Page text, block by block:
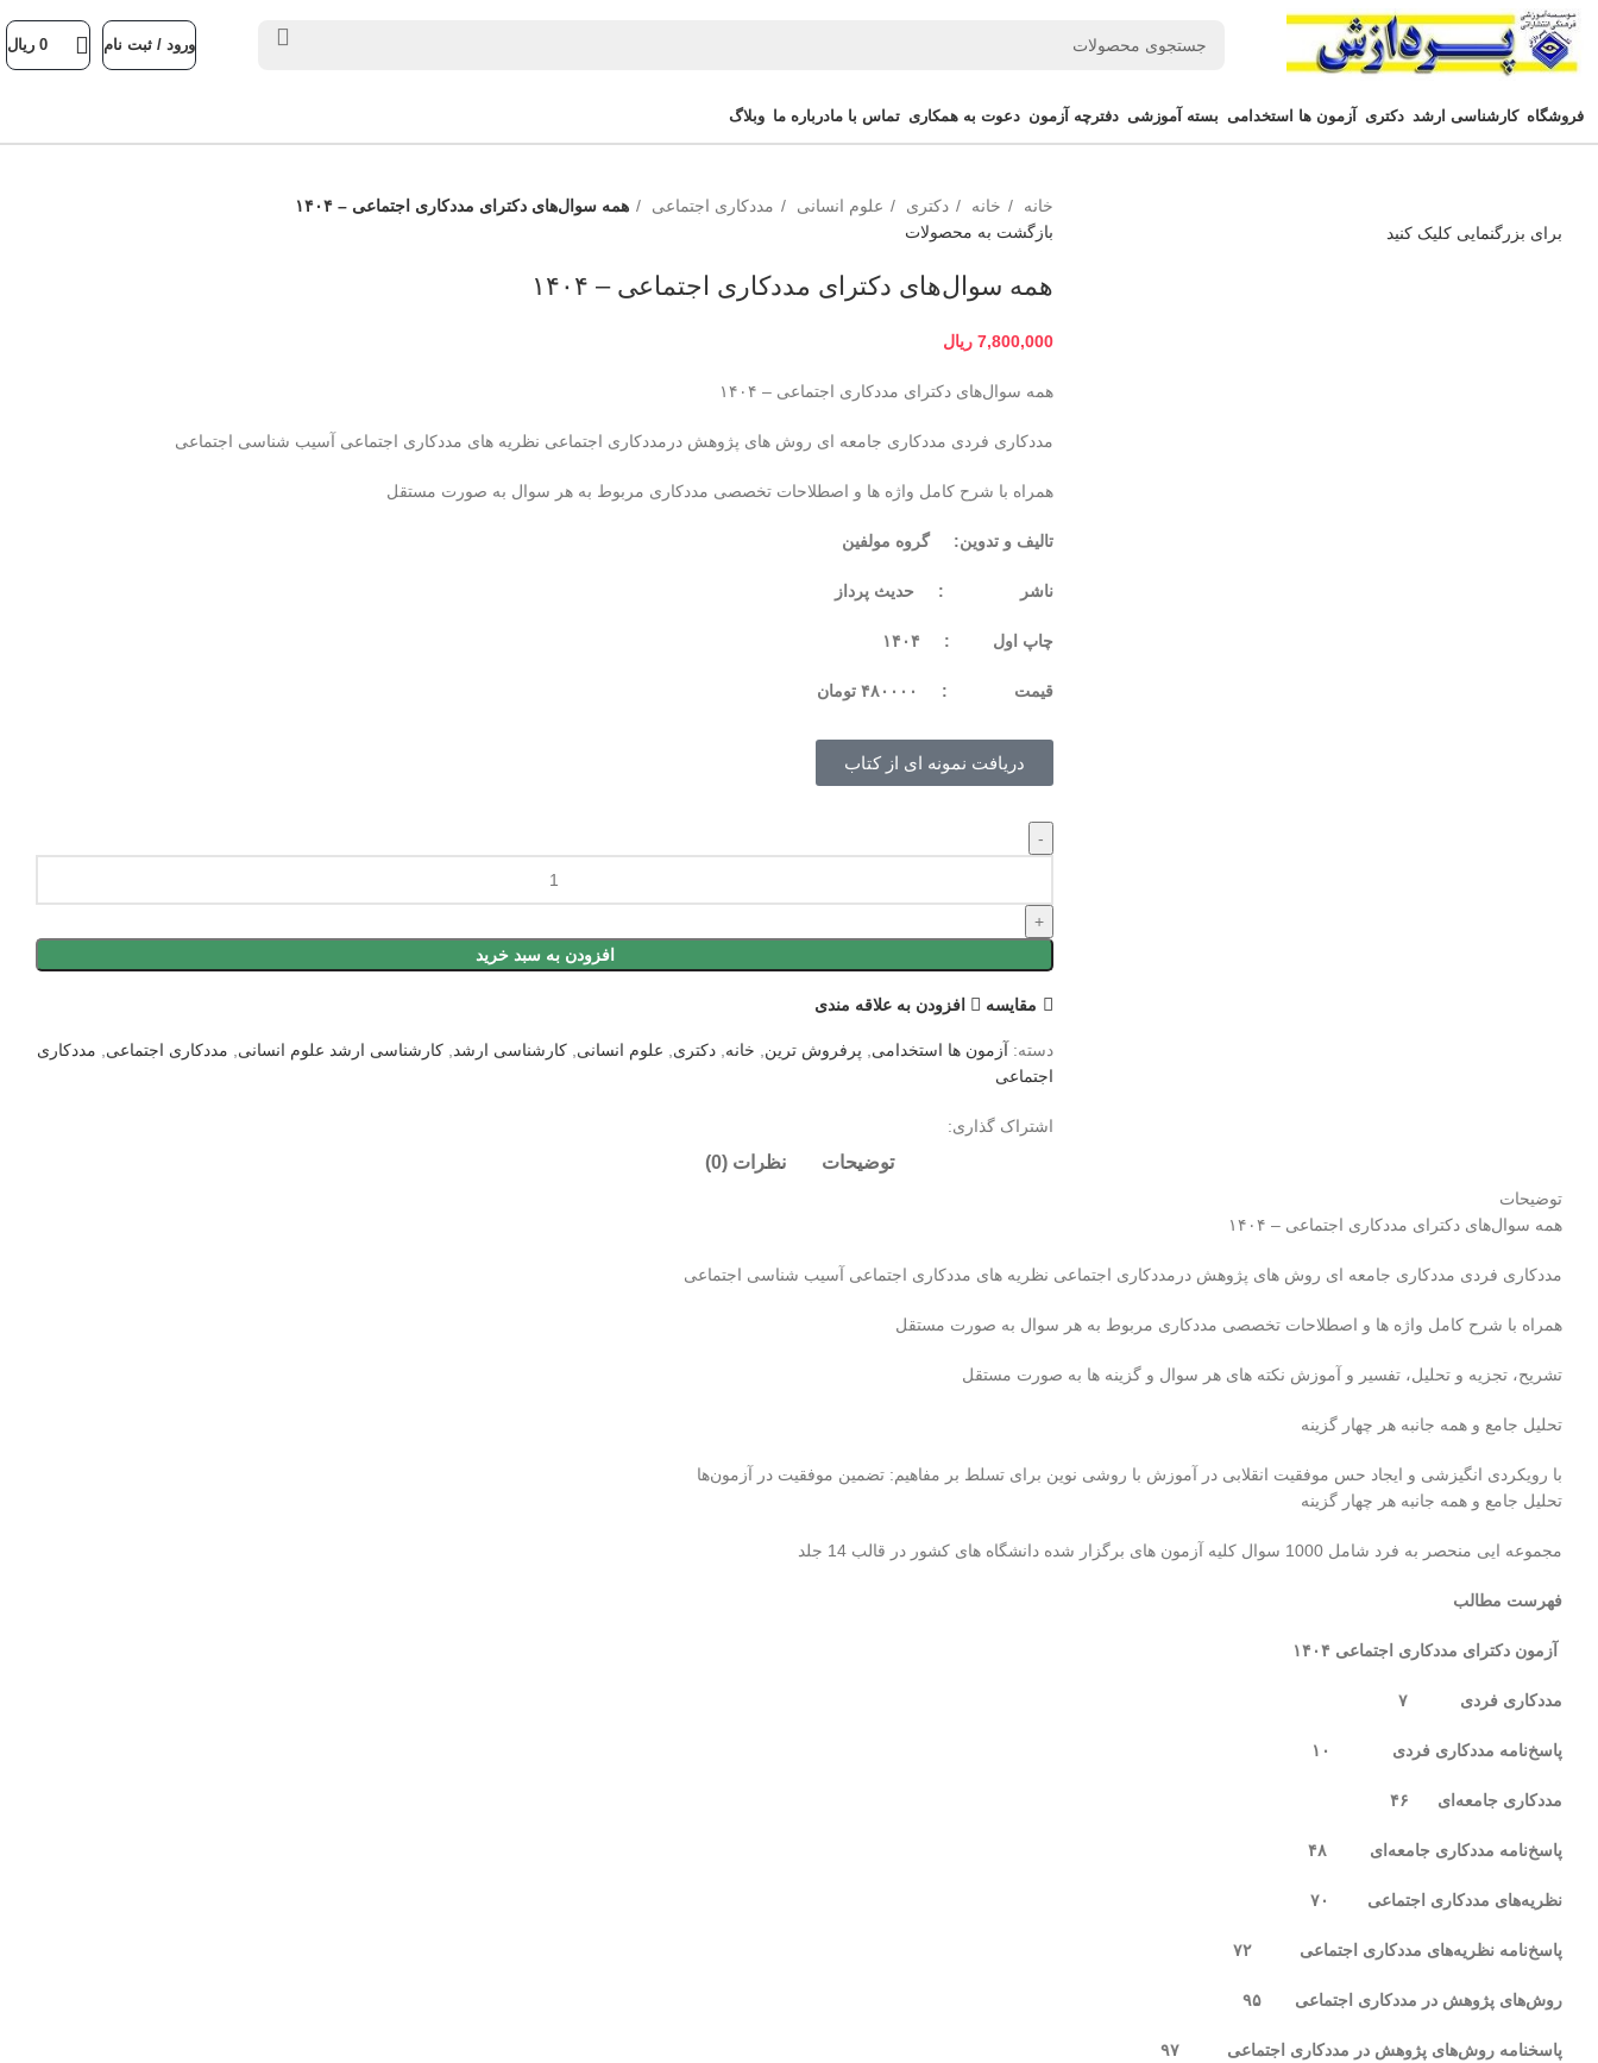
ورود / ثبت نام 0 ریال
فروشگاه کارشناسی ارشد دکتری آزمون ها استخدامی بسته آموزشی دفترچه آزمون دعوت به همکاری تماس با مادرباره ما وبلاگ
برای بزرگنمایی کلیک کنید
خانه خانه دکتری علوم انسانی مددکاری اجتماعی
همه سوال‌های دکترای مددکاری اجتماعی – ۱۴۰۴
بازگشت به محصولات
همه سوال‌های دکترای مددکاری اجتماعی – ۱۴۰۴
7,800,000 ریال
همه سوال‌های دکترای مددکاری اجتماعی – ۱۴۰۴
مددکاری فردی مددکاری جامعه ای روش های پژوهش درمددکاری اجتماعی نظریه های مددکاری اجتماعی آسیب شناسی اجتماعی
همراه با شرح کامل واژه ها و اصطلاحات تخصصی مددکاری مربوط به هر سوال به صورت مستقل
تالیف و تدوین: گروه مولفین
ناشر : حدیث پرداز
چاپ اول : ۱۴۰۴
قيمت : ۴۸۰۰۰۰ تومان
دریافت نمونه ای از کتاب
افزودن به سبد خرید
مقايسه افزودن به علاقه مندی
دسته: آزمون ها استخدامی پرفروش ترین خانه دکتری علوم انسانی کارشناسی ارشد کارشناسی ارشد علوم انسانی مددکاری اجتماعی
مددکاری
اجتماعی
اشتراک گذاری:
توضیحات نظرات (0)
توضیحات
همه سوال‌های دکترای مددکاری اجتماعی – ۱۴۰۴
مددکاری فردی مددکاری جامعه ای روش های پژوهش درمددکاری اجتماعی نظریه های مددکاری اجتماعی آسیب شناسی اجتماعی
همراه با شرح کامل واژه ها و اصطلاحات تخصصی مددکاری مربوط به هر سوال به صورت مستقل
تشریح، تجزیه و تحلیل، تفسیر و آموزش نکته های هر سوال و گزینه ها به صورت مستقل
تحلیل جامع و همه جانبه هر چهار گزینه
با رویکردی انگیزشی و ایجاد حس موفقیت انقلابی در آموزش با روشی نوین برای تسلط بر مفاهیم: تضمین موفقیت در آزمون‌ها
تحلیل جامع و همه جانبه هر چهار گزینه
مجموعه ایی منحصر به فرد شامل 1000 سوال کلیه آزمون های برگزار شده دانشگاه های کشور در قالب 14 جلد
فهرست مطالب
آزمون دکترای مددکاری اجتماعی ۱۴۰۴
مددکاری فردی
پاسخ‌نامه مددکاری فردی
مددکاری جامعه‌ای
پاسخ‌نامه مددکاری جامعه‌ای
نظریه‌های مددکاری اجتماعی
پاسخ‌نامه نظریه‌های مددکاری اجتماعی
روش‌های پژوهش در مددکاری اجتماعی ۹۵
پاسخ‏نامه روش‌های پژوهش در مددکاری اجتماعی ۹۷